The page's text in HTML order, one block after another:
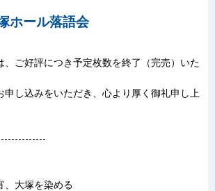
ホール落語会
、ご好評につき予定枚数を終了（完売）いた
申し込みをいただき、心より厚く御礼申し上
、大塚を染める